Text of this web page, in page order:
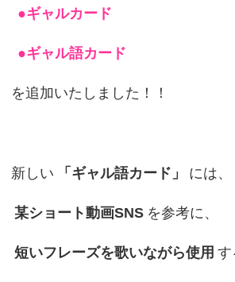
●ギャルカード
●ギャル語カード
を追加いたしました！！
新しい 「ギャル語カード」 には、
某ショート動画SNS を参考に、
短いフレーズを歌いながら使用 す